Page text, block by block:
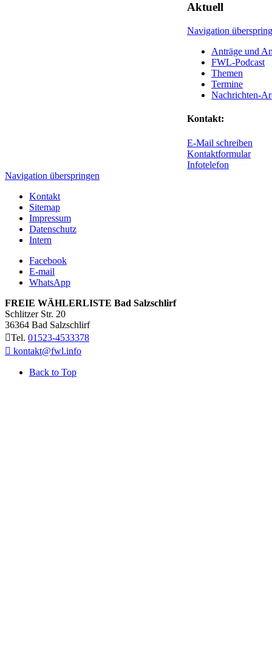
Aktuell
Navigation
Anträge und
FWL-Podcast
Themen
Termine
Nachrichten-
Kontakt:
E-Mail schreiben
Kontaktformular
Infotelefon
Navigation überspringen
Kontakt
Sitemap
Impressum
Datenschutz
Intern
Facebook
E-mail
WhatsApp
FREIE WÄHLERLISTE Bad Salzschlirf
Schlitzer Str. 20
36364 Bad Salzschlirf
Tel. 01523-4533378
kontakt@fwl.info
Back to Top